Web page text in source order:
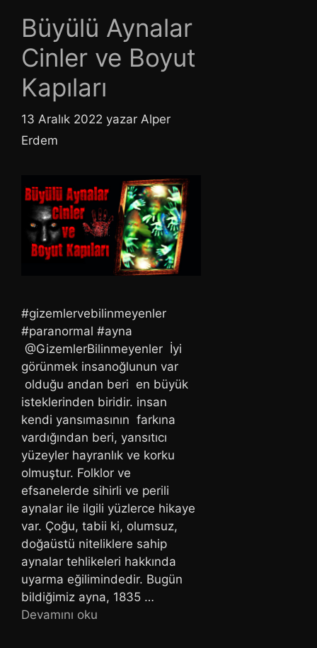
Büyülü Aynalar
Cinler ve Boyut
Kapıları
13 Aralık 2022 yazar Alper
Erdem
#gizemlervebilinmeyenler
#paranormal #ayna
@GizemlerBilinmeyenler İyi
görünmek insanoğlunun var
olduğu andan beri en büyük
isteklerinden biridir. insan
kendi yansımasının farkına
vardığından beri, yansıtıcı
yüzeyler hayranlık ve korku
olmuştur. Folklor ve
efsanelerde sihirli ve perili
aynalar ile ilgili yüzlerce hikaye
var. Çoğu, tabii ki, olumsuz,
doğaüstü niteliklere sahip
aynalar tehlikeleri hakkında
uyarma eğilimindedir. Bugün
bildiğimiz ayna, 1835 …
Devamını oku